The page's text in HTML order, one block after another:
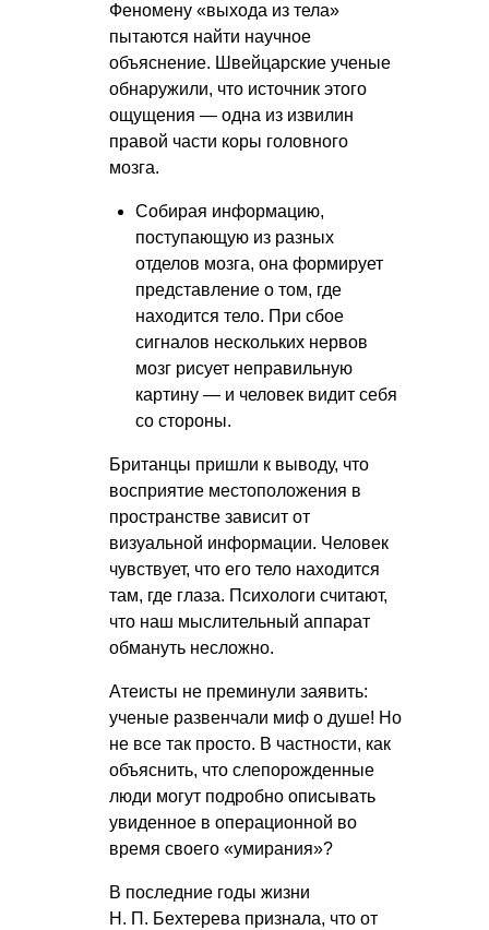
Феномену «выхода из тела»
пытаются найти научное
объяснение. Швейцарские ученые
обнаружили, что источник этого
ощущения — одна из извилин
правой части коры головного
мозга.
Собирая информацию,
поступающую из разных
отделов мозга, она формирует
представление о том, где
находится тело. При сбое
сигналов нескольких нервов
мозг рисует неправильную
картину — и человек видит себя
со стороны.
Британцы пришли к выводу, что
восприятие местоположения в
пространстве зависит от
визуальной информации. Человек
чувствует, что его тело находится
там, где глаза. Психологи считают,
что наш мыслительный аппарат
обмануть несложно.
Атеисты не преминули заявить:
ученые развенчали миф о душе! Но
не все так просто. В частности, как
объяснить, что слепорожденные
люди могут подробно описывать
увиденное в операционной во
время своего «умирания»?
В последние годы жизни
Н. П. Бехтерева признала, что от